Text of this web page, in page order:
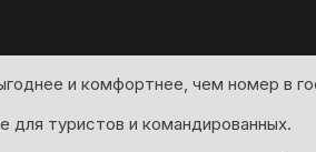
и комфортнее, чем номер в
для туристов и командированных.